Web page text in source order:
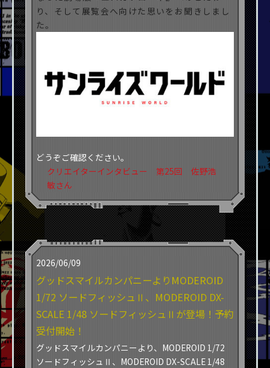
り、そして展覧会へ向けた思いをお聞きしまし
た。
どうぞご確認ください。
クリエイターインタビュー 第25回 佐野浩
敏さん
2026/06/09
グッドスマイルカンパニーよりMODEROID
1/72 ソードフィッシュⅡ、MODEROID DX-
SCALE 1/48 ソードフィッシュⅡが登場！予約
受付開始！
グッドスマイルカンパニーより、MODEROID 1/72
ソードフィッシュⅡ、MODEROID DX-SCALE 1/48